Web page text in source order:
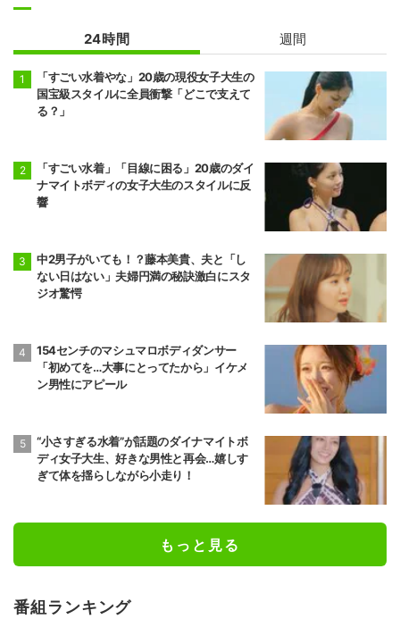
24時間 週間
「すごい水着やな」20歳の現役女子大生の
国宝級スタイルに全員衝撃「どこで支えて
る？」
「すごい水着」「目線に困る」20歳のダイ
ナマイトボディの女子大生のスタイルに反
響
中2男子がいても！？藤本美貴、夫と「し
ない日はない」夫婦円満の秘訣激白にスタ
ジオ驚愕
154センチのマシュマロボディダンサー
「初めてを…大事にとってたから」イケメ
ン男性にアピール
“小さすぎる水着”が話題のダイナマイトボ
ディ女子大生、好きな男性と再会…嬉しす
ぎて体を揺らしながら小走り！
もっと見る
番組ランキング